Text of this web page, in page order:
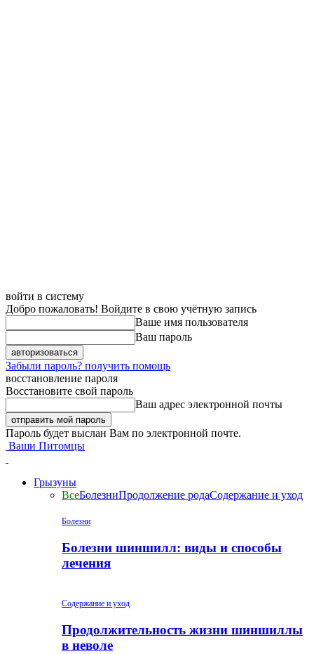
войти в систему
Добро пожаловать! Войдите в свою учётную запись
Ваше имя пользователя
Ваш пароль
Забыли пароль? получить помощь
восстановление пароля
Восстановите свой пароль
Ваш адрес электронной почты
Пароль будет выслан Вам по электронной почте.
Ваши Питомцы
Грызуны
ВсеБолезниПродолжение родаСодержание и уход
Болезни
Болезни шиншилл: виды и способы
лечения
Содержание и уход
Продолжительность жизни шиншиллы
в неволе